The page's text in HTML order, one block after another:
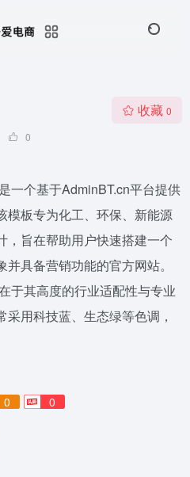
0
收藏 0
一个基于AdminBT.cn平台提供
模板专为化工、环保、新能源
，旨在帮助用户快速搭建一个
具备营销功能的官方网站。
于其高度的行业适配性与专业
用科技蓝、生态绿等色调，
0 0